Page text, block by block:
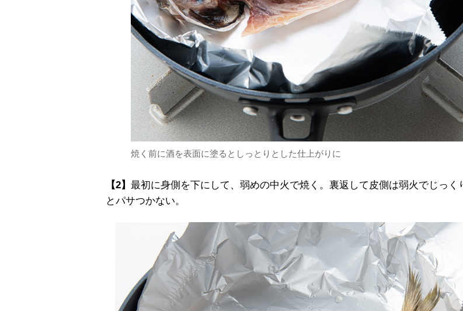
焼く前に酒を表面に塗るとしっとりとした仕上がりに
【2】 最初に身側を下にして、弱めの中火で焼く。裏返して皮側は弱火でじっく
とパサつかない。